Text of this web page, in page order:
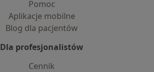
Pomoc
Aplikacje mobilne
Blog dla pacjentów
Dla profesjonalistów
Cennik